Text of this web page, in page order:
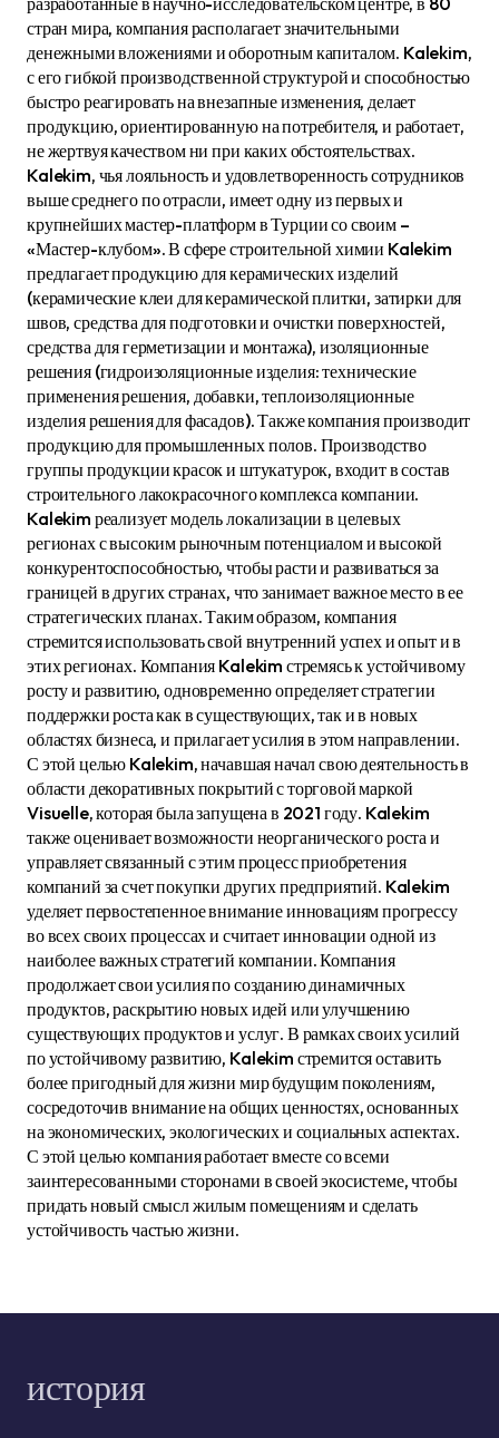
стран мира, компания располагает значительными
денежными вложениями и оборотным капиталом. Kalekim,
с его гибкой производственной структурой и способностью
быстро реагировать на внезапные изменения, делает
продукцию, ориентированную на потребителя, и работает,
не жертвуя качеством ни при каких обстоятельствах.
Kalekim, чья лояльность и удовлетворенность сотрудников
выше среднего по отрасли, имеет одну из первых и
крупнейших мастер-платформ в Турции со своим –
«Мастер-клубом». В сфере строительной химии Kalekim
предлагает продукцию для керамических изделий
(керамические клеи для керамической плитки, затирки для
швов, средства для подготовки и очистки поверхностей,
средства для герметизации и монтажа), изоляционные
решения (гидроизоляционные изделия: технические
применения решения, добавки, теплоизоляционные
изделия решения для фасадов). Также компания производит
продукцию для промышленных полов. Производство
группы продукции красок и штукатурок, входит в состав
строительного лакокрасочного комплекса компании.
Kalekim реализует модель локализации в целевых
регионах с высоким рыночным потенциалом и высокой
конкурентоспособностью, чтобы расти и развиваться за
границей в других странах, что занимает важное место в ее
стратегических планах. Таким образом, компания
стремится использовать свой внутренний успех и опыт и в
этих регионах. Компания Kalekim стремясь к устойчивому
росту и развитию, одновременно определяет стратегии
поддержки роста как в существующих, так и в новых
областях бизнеса, и прилагает усилия в этом направлении.
С этой целью Kalekim, начавшая начал свою деятельность в
области декоративных покрытий с торговой маркой
Visuelle, которая была запущена в 2021 году. Kalekim
также оценивает возможности неорганического роста и
управляет связанный с этим процесс приобретения
компаний за счет покупки других предприятий. Kalekim
уделяет первостепенное внимание инновациям прогрессу
во всех своих процессах и считает инновации одной из
наиболее важных стратегий компании. Компания
продолжает свои усилия по созданию динамичных
продуктов, раскрытию новых идей или улучшению
существующих продуктов и услуг. В рамках своих усилий
по устойчивому развитию, Kalekim стремится оставить
более пригодный для жизни мир будущим поколениям,
сосредоточив внимание на общих ценностях, основанных
на экономических, экологических и социальных аспектах.
С этой целью компания работает вместе со всеми
заинтересованными сторонами в своей экосистеме, чтобы
придать новый смысл жилым помещениям и сделать
устойчивость частью жизни.
история